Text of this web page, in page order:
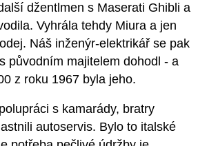
džentlmen s Maserati Ghibli a
Vyhrála tehdy Miura a jen
Náš inženýr-elektrikář se pak
původním majitelem dohodl - a
z roku 1967 byla jeho.
s kamarády, bratry
autoservis. Bylo to italské